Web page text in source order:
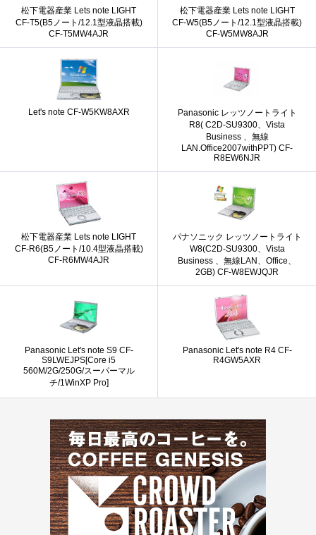
松下電器産業 Lets note LIGHT
CF-T5(B5ノート/12.1型液晶搭載)
CF-T5MW4AJR
松下電器産業 Lets note LIGHT
CF-W5(B5ノート/12.1型液晶搭載)
CF-W5MW8AJR
Let's note CF-W5KW8AXR
Panasonic レッツノートライト
R8( C2D-SU9300、Vista
Business 、無線
LAN.Office2007withPPT) CF-
R8EW6NJR
松下電器産業 Lets note LIGHT
CF-R6(B5ノート/10.4型液晶搭載)
CF-R6MW4AJR
パナソニック レッツノートライト
W8(C2D-SU9300、Vista
Business 、無線LAN、Office、
2GB) CF-W8EWJQJR
Panasonic Let's note S9 CF-
S9LWEJPS[Core i5
560M/2G/250G/スーパーマル
チ/1WinXP Pro]
Panasonic Let's note R4 CF-
R4GW5AXR